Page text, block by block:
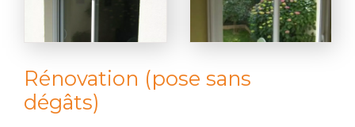
Rénovation (pose sans
dégâts)